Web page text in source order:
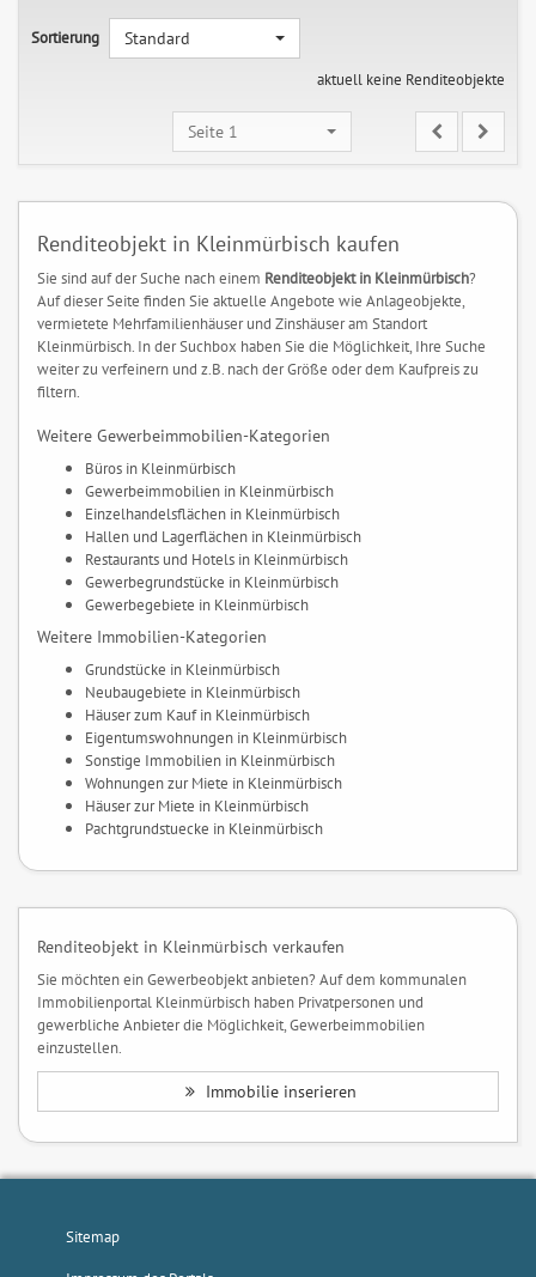
Sortierung
Standard
aktuell keine Renditeobjekte
Seite 1
Renditeobjekt in Kleinmürbisch kaufen
Sie sind auf der Suche nach einem Renditeobjekt in Kleinmürbisch?
Auf dieser Seite finden Sie aktuelle Angebote wie Anlageobjekte,
vermietete Mehrfamilienhäuser und Zinshäuser am Standort
Kleinmürbisch. In der Suchbox haben Sie die Möglichkeit, Ihre Suche
weiter zu verfeinern und z.B. nach der Größe oder dem Kaufpreis zu
filtern.
Weitere Gewerbeimmobilien-Kategorien
Büros in Kleinmürbisch
Gewerbeimmobilien in Kleinmürbisch
Einzelhandelsflächen in Kleinmürbisch
Hallen und Lagerflächen in Kleinmürbisch
Restaurants und Hotels in Kleinmürbisch
Gewerbegrundstücke in Kleinmürbisch
Gewerbegebiete in Kleinmürbisch
Weitere Immobilien-Kategorien
Grundstücke in Kleinmürbisch
Neubaugebiete in Kleinmürbisch
Häuser zum Kauf in Kleinmürbisch
Eigentumswohnungen in Kleinmürbisch
Sonstige Immobilien in Kleinmürbisch
Wohnungen zur Miete in Kleinmürbisch
Häuser zur Miete in Kleinmürbisch
Pachtgrundstuecke in Kleinmürbisch
Renditeobjekt in Kleinmürbisch verkaufen
Sie möchten ein Gewerbeobjekt anbieten? Auf dem kommunalen
Immobilienportal Kleinmürbisch haben Privatpersonen und
gewerbliche Anbieter die Möglichkeit, Gewerbeimmobilien
einzustellen.
Immobilie inserieren
Sitemap